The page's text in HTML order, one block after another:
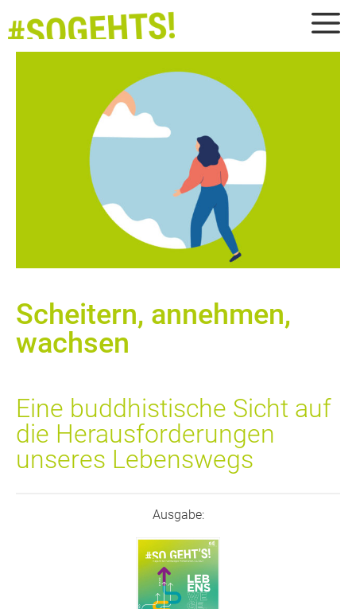
Inhalt
Scheitern, annehmen,
wachsen
Eine buddhistische Sicht auf
die Herausforderungen
unseres Lebenswegs
Ausgabe: